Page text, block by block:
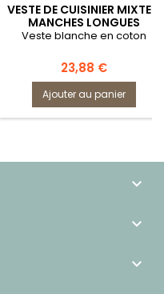
VESTE DE CUISINIER MIXTE A
MANCHES LONGUES
2139MERLAN
Veste blanche en coton
Prix
23,88 €
Ajouter au panier


